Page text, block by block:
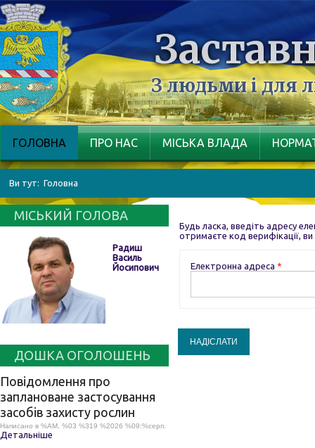
З людьми і для
ГОЛОВНА ПРО НАС МІСЬКА ВЛАДА
Ви тут: Головна
МІСЬКИЙ ГОЛОВА
Радиш
Василь
Йосипович
ДОШКА ОГОЛОШЕНЬ
Повідомлення про
заплановане застосування
засобів захисту рослин
Написано в %AM, %03 %319 %2026 %09:%серп.
Детальніше
Будь ласка, введіть адресу
отримаєте код верифікації,
Електронна адреса *
НАДІСЛАТИ